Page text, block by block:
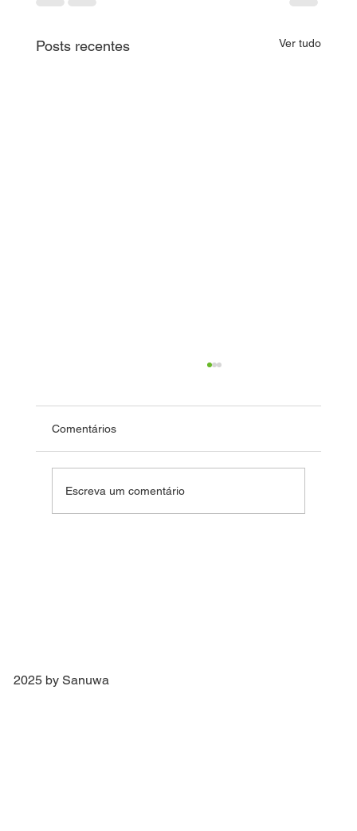
Posts recentes Ver tudo
Comentários
Escreva um comentário
2025 by Sanuwa